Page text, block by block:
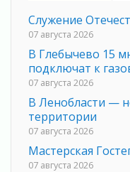
Служение
07 августа 2026
В Глебычево 15
подключат к
07 августа 2026
В Ленобласти —
территории
07 августа 2026
Мастерская
07 августа 2026